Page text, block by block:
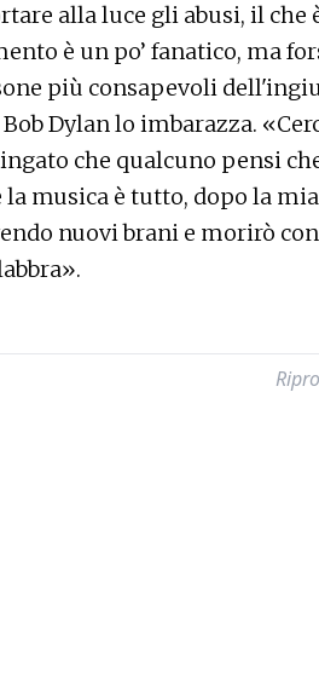
alla luce gli abusi, il che
è un po’ fanatico, ma
più consapevoli
Bob Dylan lo imbarazza.
che qualcuno pensi
musica è tutto, dopo la
nuovi brani e morirò